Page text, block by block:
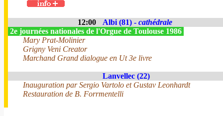
12:00 Albi (81) - cathédrale
2e journées nationales de l'Orgue de Toulouse 1986
Mary Prat-Molinier
Grigny Veni Creator
Marchand Grand dialogue en Ut 3e livre
Lanvellec (22)
Inauguration par Sergio Vartolo et Gustav Leonhardt
Restauration de B. Forrmentelli